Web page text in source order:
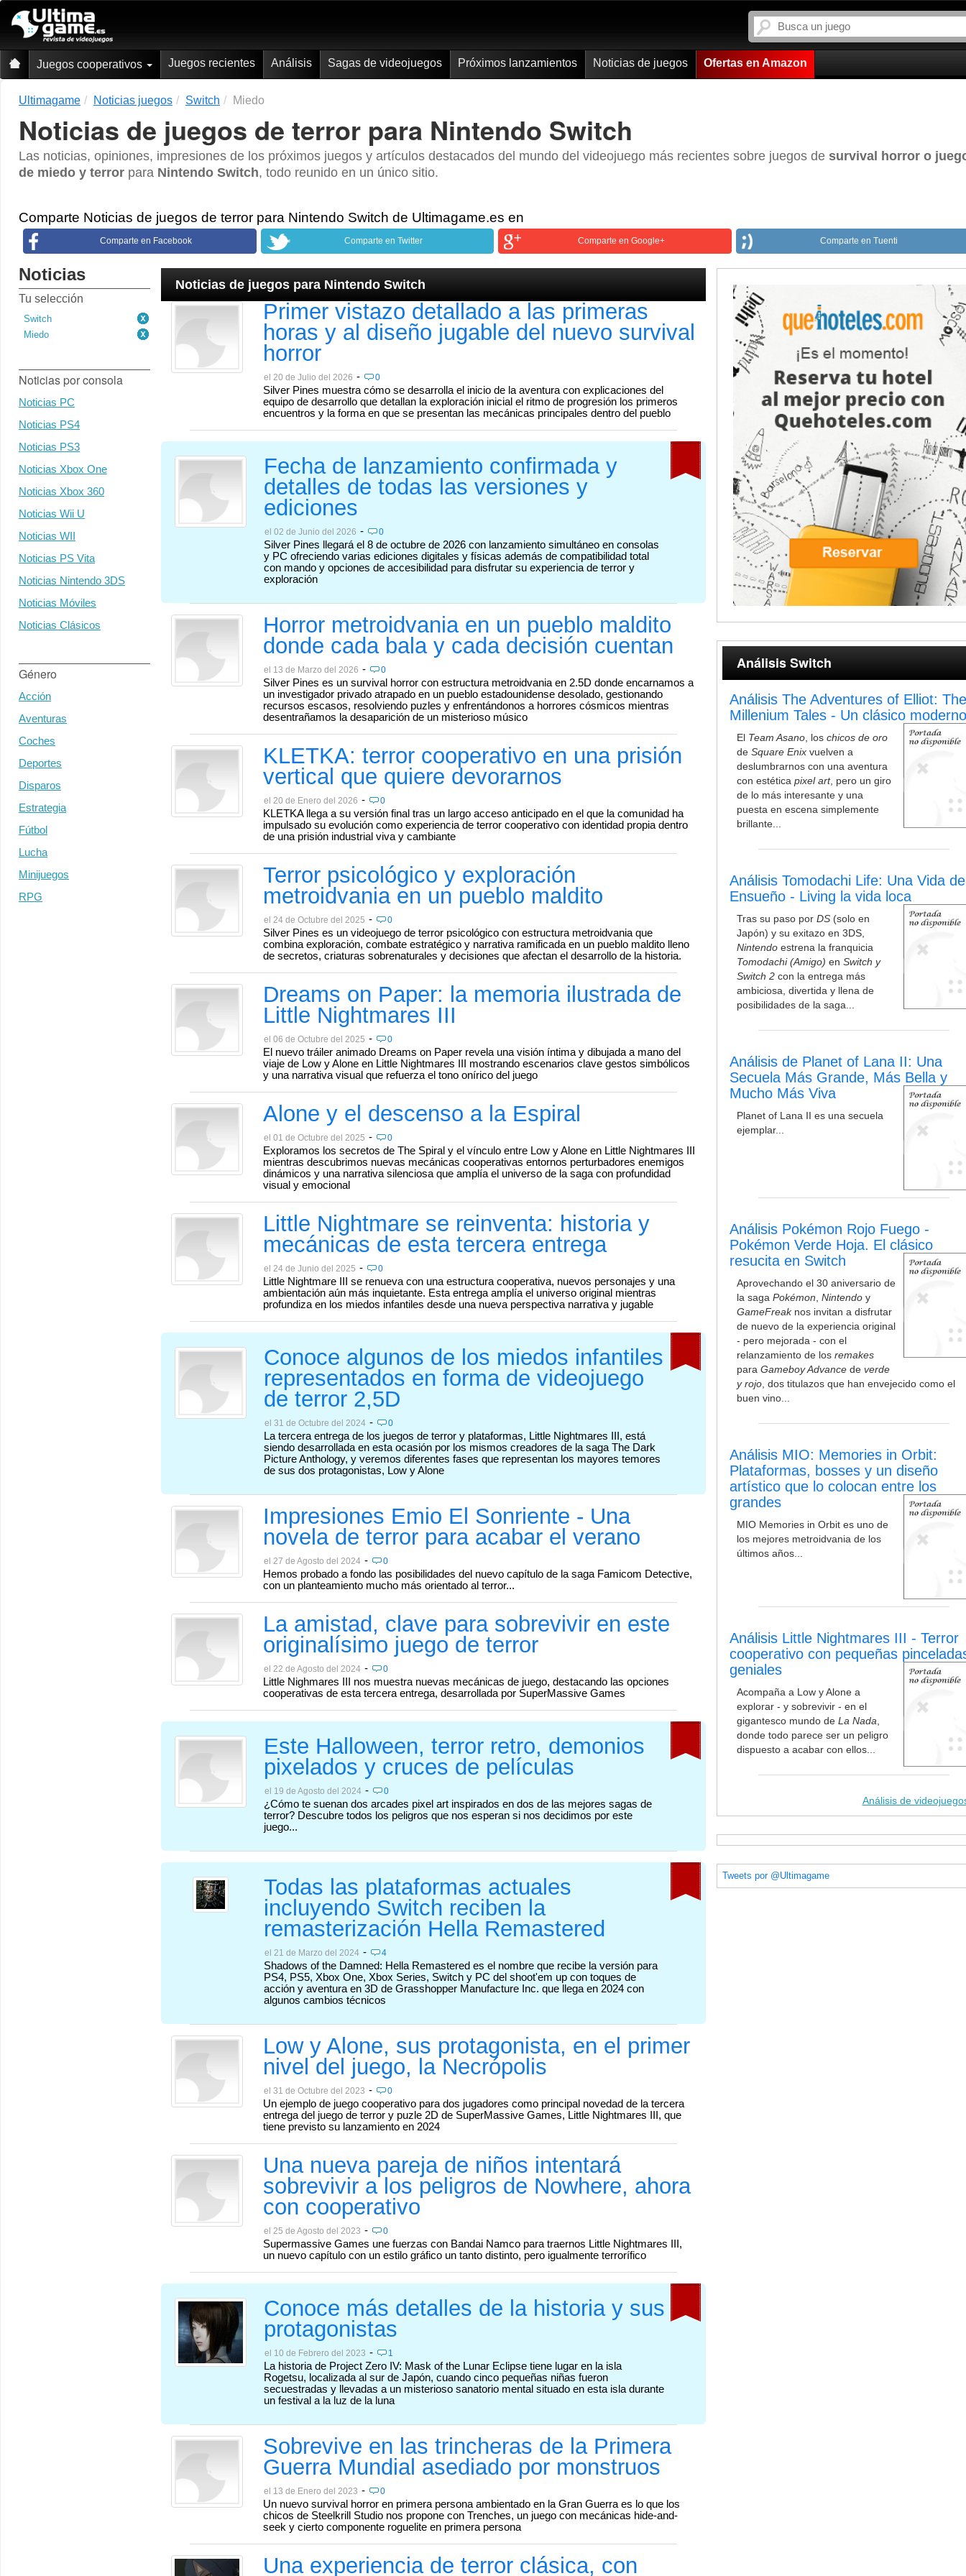
Juegos cooperativos Juegos recientes Análisis Sagas de videojuegos Próximos lanzamientos Noticias de juegos Ofertas en Amazon
Ultimagame Noticias juegos Switch Miedo
Noticias de juegos de terror para Nintendo Switch
Las noticias, opiniones, impresiones de los próximos juegos y artículos destacados del mundo del videojuego más recientes sobre juegos de survival horror o
de miedo y terror para Nintendo Switch, todo reunido en un único sitio.
Comparte Noticias de juegos de terror para Nintendo Switch de Ultimagame.es en
Comparte en Facebook Comparte en Twitter Comparte en Google+ Comparte en Tuenti
Noticias
Tu selección
Switch
Miedo
Noticias por consola
Noticias PC
Noticias PS4
Noticias PS3
Noticias Xbox One
Noticias Xbox 360
Noticias Wii U
Noticias WII
Noticias PS Vita
Noticias Nintendo 3DS
Noticias Móviles
Noticias Clásicos
Género
Acción
Aventuras
Coches
Deportes
Disparos
Estrategia
Fútbol
Lucha
Minijuegos
RPG
Noticias de juegos para Nintendo Switch
Primer vistazo detallado a las primeras
horas y al diseño jugable del nuevo survival
horror
el 20 de Julio del 2026 - 0
Silver Pines muestra cómo se desarrolla el inicio de la aventura con explicaciones del
equipo de desarrollo que detallan la exploración inicial el ritmo de progresión los primeros
encuentros y la forma en que se presentan las mecánicas principales dentro del pueblo
Fecha de lanzamiento confirmada y
detalles de todas las versiones y
ediciones
el 02 de Junio del 2026 - 0
Silver Pines llegará el 8 de octubre de 2026 con lanzamiento simultáneo en consolas
y PC ofreciendo varias ediciones digitales y físicas además de compatibilidad total
con mando y opciones de accesibilidad para disfrutar su experiencia de terror y
exploración
Horror metroidvania en un pueblo maldito
donde cada bala y cada decisión cuentan
el 13 de Marzo del 2026 - 0
Silver Pines es un survival horror con estructura metroidvania en 2.5D donde encarnamos a
un investigador privado atrapado en un pueblo estadounidense desolado, gestionando
recursos escasos, resolviendo puzles y enfrentándonos a horrores cósmicos mientras
desentrañamos la desaparición de un misterioso músico
KLETKA: terror cooperativo en una prisión
vertical que quiere devorarnos
el 20 de Enero del 2026 - 0
KLETKA llega a su versión final tras un largo acceso anticipado en el que la comunidad ha
impulsado su evolución como experiencia de terror cooperativo con identidad propia dentro
de una prisión industrial viva y cambiante
Terror psicológico y exploración
metroidvania en un pueblo maldito
el 24 de Octubre del 2025 - 0
Silver Pines es un videojuego de terror psicológico con estructura metroidvania que
combina exploración, combate estratégico y narrativa ramificada en un pueblo maldito lleno
de secretos, criaturas sobrenaturales y decisiones que afectan el desarrollo de la historia.
Dreams on Paper: la memoria ilustrada de
Little Nightmares III
el 06 de Octubre del 2025 - 0
El nuevo tráiler animado Dreams on Paper revela una visión íntima y dibujada a mano del
viaje de Low y Alone en Little Nightmares III mostrando escenarios clave gestos simbólicos
y una narrativa visual que refuerza el tono onírico del juego
Alone y el descenso a la Espiral
el 01 de Octubre del 2025 - 0
Exploramos los secretos de The Spiral y el vínculo entre Low y Alone en Little Nightmares III
mientras descubrimos nuevas mecánicas cooperativas entornos perturbadores enemigos
dinámicos y una narrativa silenciosa que amplía el universo de la saga con profundidad
visual y emocional
Little Nightmare se reinventa: historia y
mecánicas de esta tercera entrega
el 24 de Junio del 2025 - 0
Little Nightmare III se renueva con una estructura cooperativa, nuevos personajes y una
ambientación aún más inquietante. Esta entrega amplía el universo original mientras
profundiza en los miedos infantiles desde una nueva perspectiva narrativa y jugable
Conoce algunos de los miedos infantiles
representados en forma de videojuego
de terror 2,5D
el 31 de Octubre del 2024 - 0
La tercera entrega de los juegos de terror y plataformas, Little Nightmares III, está
siendo desarrollada en esta ocasión por los mismos creadores de la saga The Dark
Picture Anthology, y veremos diferentes fases que representan los mayores temores
de sus dos protagonistas, Low y Alone
Impresiones Emio El Sonriente - Una
novela de terror para acabar el verano
el 27 de Agosto del 2024 - 0
Hemos probado a fondo las posibilidades del nuevo capítulo de la saga Famicom Detective,
con un planteamiento mucho más orientado al terror...
La amistad, clave para sobrevivir en este
originalísimo juego de terror
el 22 de Agosto del 2024 - 0
Little Nighmares III nos muestra nuevas mecánicas de juego, destacando las opciones
cooperativas de esta tercera entrega, desarrollada por SuperMassive Games
Este Halloween, terror retro, demonios
pixelados y cruces de películas
el 19 de Agosto del 2024 - 0
¿Cómo te suenan dos arcades pixel art inspirados en dos de las mejores sagas de
terror? Descubre todos los peligros que nos esperan si nos decidimos por este
juego...
Todas las plataformas actuales
incluyendo Switch reciben la
remasterización Hella Remastered
el 21 de Marzo del 2024 - 4
Shadows of the Damned: Hella Remastered es el nombre que recibe la versión para
PS4, PS5, Xbox One, Xbox Series, Switch y PC del shoot'em up con toques de
acción y aventura en 3D de Grasshopper Manufacture Inc. que llega en 2024 con
algunos cambios técnicos
Low y Alone, sus protagonista, en el primer
nivel del juego, la Necrópolis
el 31 de Octubre del 2023 - 0
Un ejemplo de juego cooperativo para dos jugadores como principal novedad de la tercera
entrega del juego de terror y puzle 2D de SuperMassive Games, Little Nightmares III, que
tiene previsto su lanzamiento en 2024
Una nueva pareja de niños intentará
sobrevivir a los peligros de Nowhere, ahora
con cooperativo
el 25 de Agosto del 2023 - 0
Supermassive Games une fuerzas con Bandai Namco para traernos Little Nightmares III,
un nuevo capítulo con un estilo gráfico un tanto distinto, pero igualmente terrorífico
Conoce más detalles de la historia y sus
protagonistas
el 10 de Febrero del 2023 - 1
La historia de Project Zero IV: Mask of the Lunar Eclipse tiene lugar en la isla
Rogetsu, localizada al sur de Japón, cuando cinco pequeñas niñas fueron
secuestradas y llevadas a un misterioso sanatorio mental situado en esta isla durante
un festival a la luz de la luna
Sobrevive en las trincheras de la Primera
Guerra Mundial asediado por monstruos
el 13 de Enero del 2023 - 0
Un nuevo survival horror en primera persona ambientado en la Gran Guerra es lo que los
chicos de Steelkrill Studio nos propone con Trenches, un juego con mecánicas hide-and-
seek y cierto componente roguelite en primera persona
Una experiencia de terror clásica, con
Análisis Switch
Análisis The Adventures of Elliot:
Millenium Tales - Un clásico
El Team Asano, loschicos de oro
deSquare Enix vuelven a
deslumbrarnos con una aventura
con estéticapixel art, pero un giro
de lo más interesante y una
puesta en escena simplemente
brillante...
Análisis Tomodachi Life: Una Vida de
Ensueño - Living la vida loca
Tras su paso porDS (solo en
Japón) y su exitazo en 3DS,
Nintendo estrena la franquicia
Tomodachi (Amigo) enSwitch y
Switch 2 con la entrega más
ambiciosa, divertida y llena de
posibilidades de la saga...
Análisis de Planet of Lana II: Una
Secuela Más Grande, Más Bella y
Mucho Más Viva
Planet of Lana II es una secuela
ejemplar...
Análisis Pokémon Rojo Fuego -
Pokémon Verde Hoja. El clásico
resucita en Switch
Aprovechando el 30 aniversario de
la sagaPokémon ,Nintendo y
GameFreaknos invitan a disfrutar
de nuevo de la experiencia original
- pero mejorada - con el
relanzamiento de losremakes
paraGameboy Advance deverde
y rojo , dos titulazos que han envejecido como el
buen vino...
Análisis MIO: Memories in Orbit:
Plataformas, bosses y un diseño
artístico que lo colocan entre los
grandes
MIO Memories in Orbit es uno de
los mejores metroidvania de los
últimos años...
Análisis Little Nightmares III - Terror
cooperativo con pequeñas
geniales
Acompaña a Low y Alone a
explorar - y sobrevivir - en el
gigantesco mundo deLa Nada
donde todo parece ser un peligro
dispuesto a acabar con ellos...
Análisis de
Tweets por @Ultimagame